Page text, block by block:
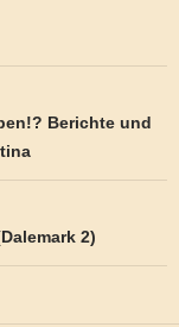
Berichte und
2)